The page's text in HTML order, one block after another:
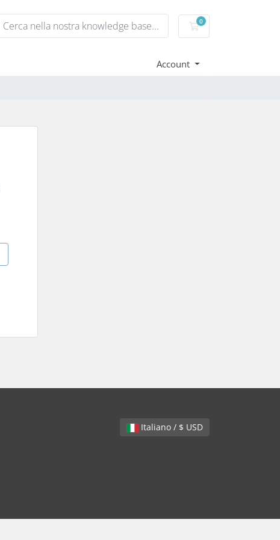
0
Carrello
Account
Italiano / $ USD